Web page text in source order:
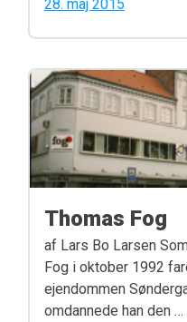
28. maj 2015
Thomas Fog
af Lars Bo Larsen
Fog i oktober 1992
ejendommen
omdannede han den …